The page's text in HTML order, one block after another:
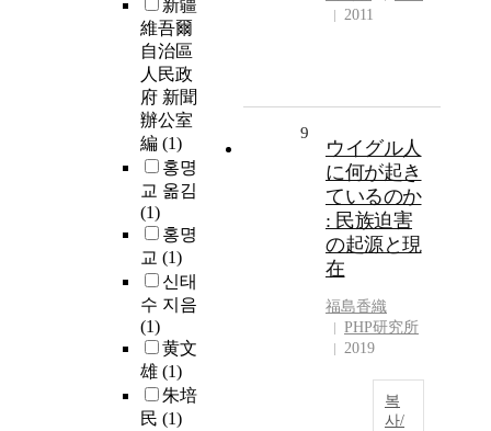
新疆
維吾爾
自治區
人民政
府 新聞
辦公室
編 (1)
홍명
교 옮김
(1)
홍명
교 (1)
신태
수 지음
(1)
黄文
雄 (1)
朱培
民 (1)
2011
9
ウイグル人
に何が起き
ているのか
: 民族迫害
の起源と現
在
福島香織
PHP研究所
2019
복
사/